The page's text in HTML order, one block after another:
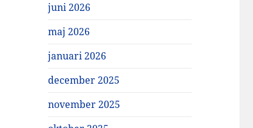
juni 2026
maj 2026
januari 2026
december 2025
november 2025